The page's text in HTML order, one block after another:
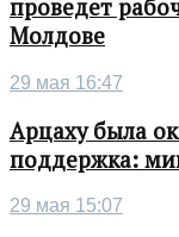
проведет
Молдове
29 мая 16:47
Арцаху была
поддержка:
29 мая 15:07